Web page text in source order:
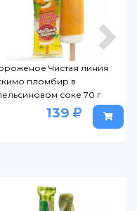
Чистая линия
пломбир в
соке 70 г
139